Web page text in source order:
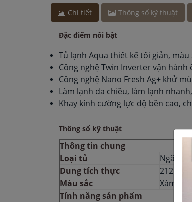
Chị Tuyết-
ở Đồng Nai đã mua chậu vòi
Chị Hà-ở Đồng Nai đã mua chậu vòi
Chi tiết Thông số kỹ thuật
Đặc điểm nổi bật
Tủ lạnh Aqua thiết kế tối giản,
Công nghệ Twin Inverter vận
Công nghệ Nano Fresh Ag+ khử
Làm lạnh đa chiều, làm lạnh
Khay kính cường lực độ bền cao,
Thông số kỹ thuật
Thông tin chung
Loại tủ
Ngăn
Dung tích thực
212 Lít
Màu sắc
Xám đen
Tính năng sản phẩm